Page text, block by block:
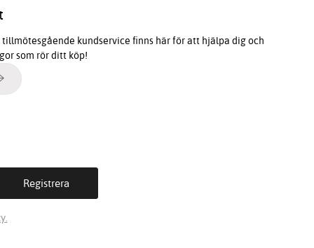
tillmötesgående kundservice finns här för att hjälpa dig och
som rör ditt köp!